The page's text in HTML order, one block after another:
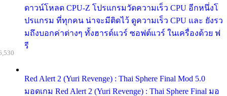
ดาวน์โหลด CPU-Z โปรแกรมวัดความเร็ว CPU อีกหนึ่งโ
ปรแกรม ที่ทุกคน น่าจะมีติดไว้ ดูความเร็ว CPU และ ยังรว
มถึงบอกค่าต่างๆ ทั้งฮารด์แวร์ ซอฟต์แวร์ ในเครื่องด้วย ฟ
รี
Red Alert 2 (Yuri Revenge) : Thai Sphere Final Mod 5.0
มอดเกม Red Alert 2 (Yuri Revenge) : Thai Sphere Final มอ